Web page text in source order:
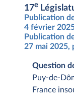
17e
Publication
4 février
Publication
27 mai 2025,
Question
Puy-de-
France